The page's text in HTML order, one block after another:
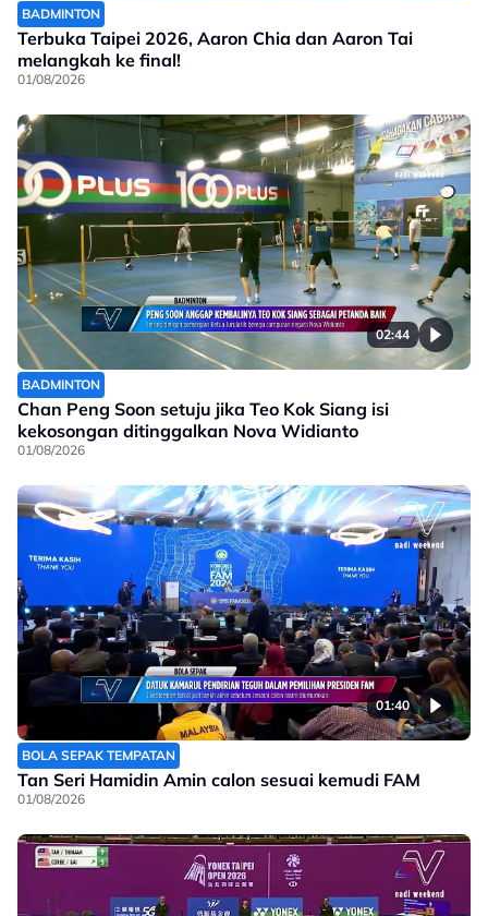
BADMINTON
Terbuka Taipei 2026, Aaron Chia dan Aaron Tai
melangkah ke final!
01/08/2026
02:44
BADMINTON
Chan Peng Soon setuju jika Teo Kok Siang isi
kekosongan ditinggalkan Nova Widianto
01/08/2026
01:40
BOLA SEPAK TEMPATAN
Tan Seri Hamidin Amin calon sesuai kemudi FAM
01/08/2026